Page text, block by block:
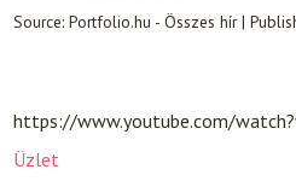
Source:Portfolio.hu - Összes hír|
https://www.youtube.com/
Üzlet